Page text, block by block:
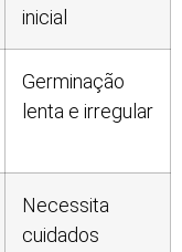
inicial
Germinação
lenta e irregular
Necessita
cuidados